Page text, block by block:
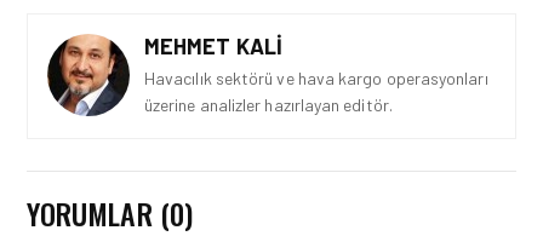
MEHMET KALI
Havacılık sektörü ve hava kargo operasyonları
üzerine analizler hazırlayan editör.
YORUMLAR (0)